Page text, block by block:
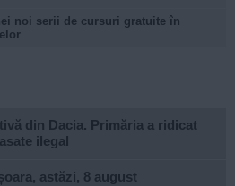
noi serii de cursuri gratuite în
din Dacia. Primăria a ridicat
ilegal
astăzi, 8 august